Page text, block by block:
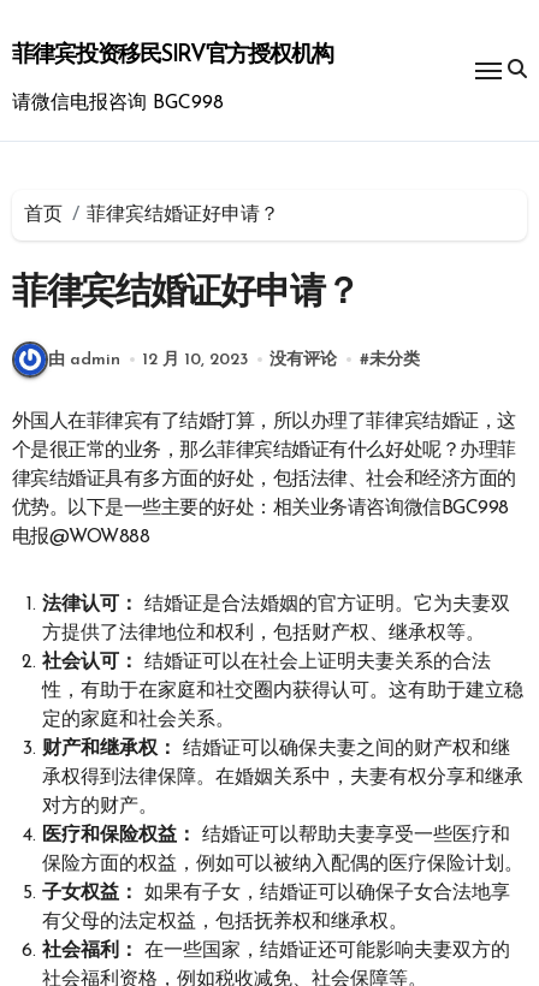
到
内
菲律宾投资移民SIRV官方授权机构
请微信电报咨询 BGC998
首页 菲律宾结婚证好申请？
菲律宾结婚证好申请？
由 admin 12 月 10, 2023 没有评论 #未分类
外国人在菲律宾有了结婚打算，所以办理了菲律宾结婚证，这
个是很正常的业务，那么菲律宾结婚证有什么好处呢？办理菲
律宾结婚证具有多方面的好处，包括法律、社会和经济方面的
优势。以下是一些主要的好处：相关业务请咨询微信BGC998
电报@WOW888
法律认可：
结婚证是合法婚姻的官方证明。它为夫妻双
方提供了法律地位和权利，包括财产权、继承权等。
社会认可：
结婚证可以在社会上证明夫妻关系的合法
性，有助于在家庭和社交圈内获得认可。这有助于建立稳
定的家庭和社会关系。
财产和继承权：
结婚证可以确保夫妻之间的财产权和继
承权得到法律保障。在婚姻关系中，夫妻有权分享和继承
对方的财产。
医疗和保险权益：
结婚证可以帮助夫妻享受一些医疗和
保险方面的权益，例如可以被纳入配偶的医疗保险计划。
子女权益：
如果有子女，结婚证可以确保子女合法地享
有父母的法定权益，包括抚养权和继承权。
社会福利：
在一些国家，结婚证还可能影响夫妻双方的
社会福利资格，例如税收减免、社会保障等。